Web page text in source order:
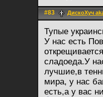
#83 ДискоХуч
Тупые
У нас есть
сладоеда.У
лучшие,в
мира, у нас
есть,а у вас